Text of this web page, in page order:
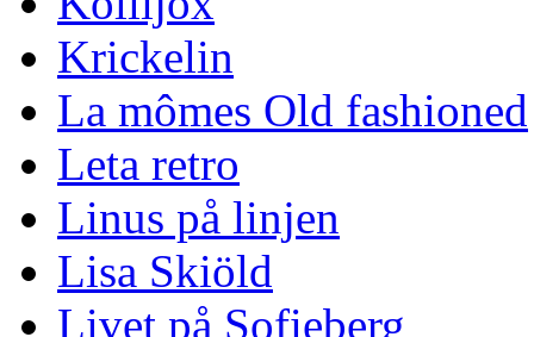
Krickelin
La mômes Old fashioned
Leta retro
Linus på linjen
Lisa Skiöld
Livet på Sofieberg